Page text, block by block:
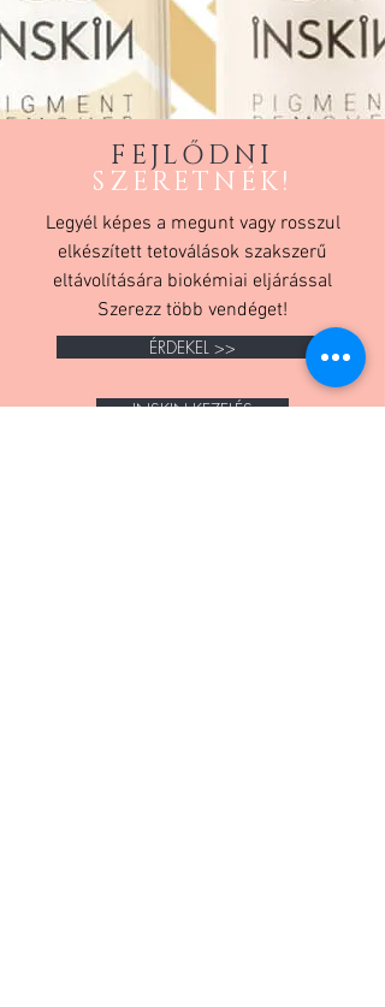
FEJLŐDNI
SZERETNÉK!
Legyél képes a megunt vagy rosszul
elkészített tetoválások szakszerű
eltávolítására biokémiai eljárással
Szerezz több vendéget!
ÉRDEKEL >>
INSKIN KEZELÉS